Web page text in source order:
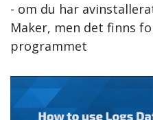
- om du har
Maker, men det finns
programmet